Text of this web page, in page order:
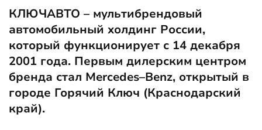
КЛЮЧАВТО – мультибрендовый
автомобильный холдинг России,
который функционирует с 14 декабря
2001 года. Первым дилерским центром
бренда стал Mercedes–Benz, открытый в
городе Горячий Ключ (Краснодарский
край).